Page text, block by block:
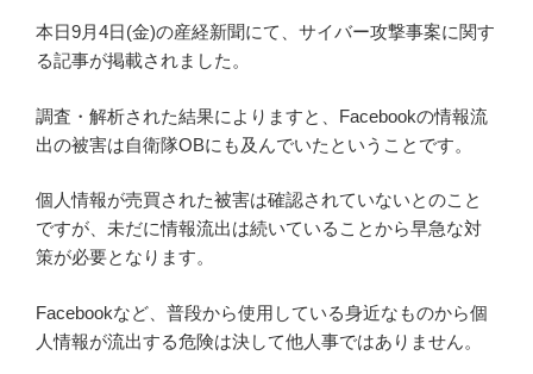
本日9月4日(金)の産経新聞にて、サイバー攻撃事案に関す
る記事が掲載されました。
調査・解析された結果によりますと、Facebookの情報流
出の被害は自衛隊OBにも及んでいたということです。
個人情報が売買された被害は確認されていないとのこと
ですが、未だに情報流出は続いていることから早急な対
策が必要となります。
Facebookなど、普段から使用している身近なものから個
人情報が流出する危険は決して他人事ではありません。